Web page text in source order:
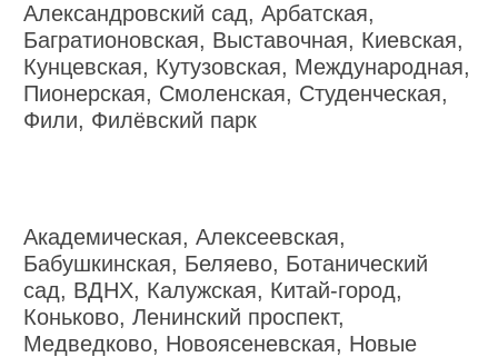
Александровский сад, Арбатская,
Багратионовская, Выставочная, Киевская,
Кунцевская, Кутузовская, Международная,
Пионерская, Смоленская, Студенческая,
Фили, Филёвский парк
Академическая, Алексеевская,
Бабушкинская, Беляево, Ботанический
сад, ВДНХ, Калужская, Китай-город,
Коньково, Ленинский проспект,
Медведково, Новоясеневская, Новые